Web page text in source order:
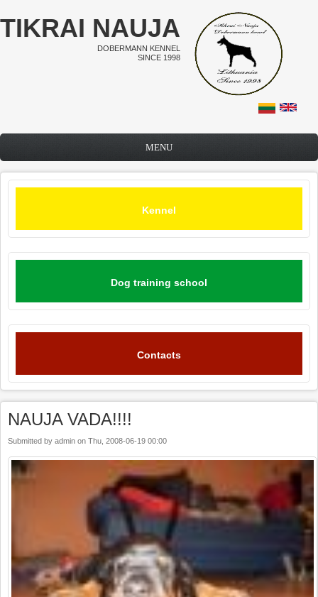
Skip to main content
TIKRAI NAUJA
DOBERMANN KENNEL
SINCE 1998
MENU
Kennel
Dog training school
Contacts
NAUJA VADA!!!!
Submitted by admin on Thu, 2008-06-19 00:00